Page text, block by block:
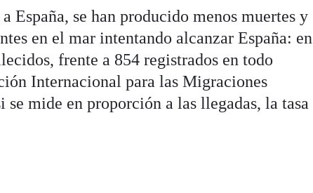
España, se han producido menos muertes y
en el mar intentando alcanzar España: en
frente a 854 registrados en todo
Internacional para las Migraciones
mide en proporción a las llegadas, la tasa